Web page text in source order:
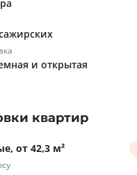
и открытая
квартир
от 42,3 м²